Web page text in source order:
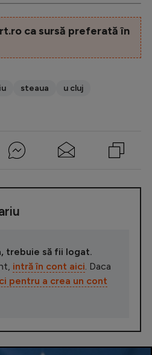
ca sursă preferată în
steaua
u cluj
trebuie să fii logat.
intră în cont aici . Daca
pentru a crea un cont